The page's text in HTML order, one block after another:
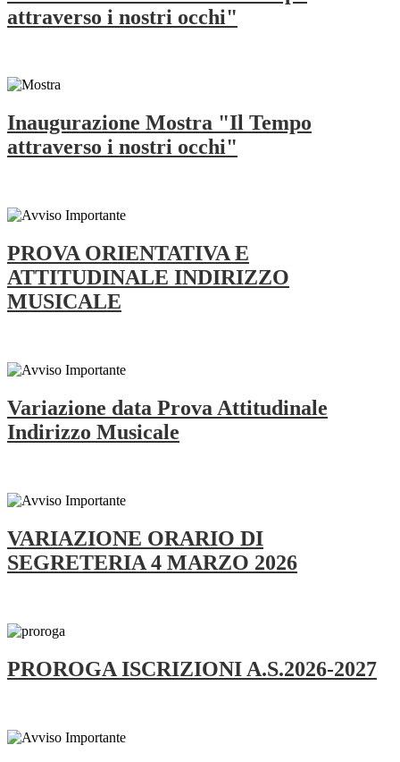
attraverso i nostri occhi"
Inaugurazione Mostra "Il Tempo
attraverso i nostri occhi"
PROVA ORIENTATIVA E
ATTITUDINALE INDIRIZZO
MUSICALE
Variazione data Prova Attitudinale
Indirizzo Musicale
VARIAZIONE ORARIO DI
SEGRETERIA 4 MARZO 2026
PROROGA ISCRIZIONI A.S.2026-2027